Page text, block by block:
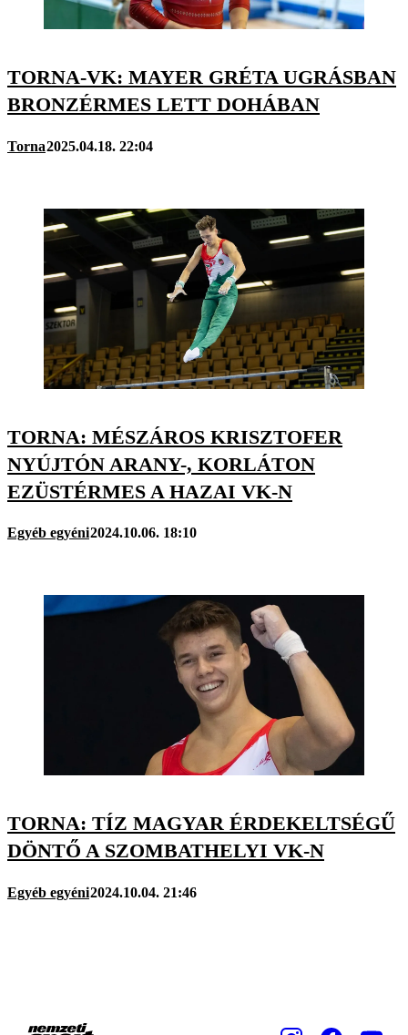
TORNA-VK: MAYER GRÉTA UGRÁSBAN
BRONZÉRMES LETT DOHÁBAN
Torna2025.04.18. 22:04
TORNA: MÉSZÁROS KRISZTOFER
NYÚJTÓN ARANY-, KORLÁTON
EZÜSTÉRMES A HAZAI VK-N
Egyéb egyéni2024.10.06. 18:10
TORNA: TÍZ MAGYAR ÉRDEKELTSÉGŰ
DÖNTŐ A SZOMBATHELYI VK-N
Egyéb egyéni2024.10.04. 21:46